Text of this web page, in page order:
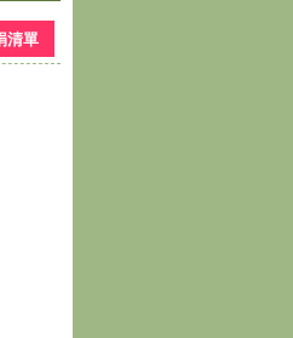
清單